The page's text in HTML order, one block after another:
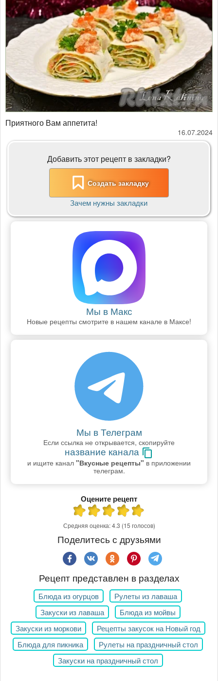
Приятного Вам аппетита!
16.07.2024
Добавить этот рецепт в закладки?
Создать закладку
Зачем нужны закладки
Мы в Макс
Новые рецепты смотрите в нашем канале в Максе!
Мы в Телеграм
Если ссылка не открывается, скопируйте
название канала
и ищите канал "Вкусные рецепты" в приложении
телеграм.
Оцените рецепт
Средняя оценка:4.3 (15 голосов)
Поделитесь с друзьями
Рецепт представлен в разделах
Блюда из огурцов
Рулеты из лаваша
Закуски из лаваша
Блюда из мойвы
Закуски из моркови
Рецепты закусок на Новый год
Блюда для пикника
Рулеты на праздничный стол
Закуски на праздничный стол